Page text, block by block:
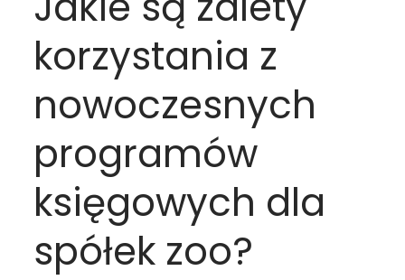
korzystania z
nowoczesnych
programów
księgowych dla
spółek zoo?